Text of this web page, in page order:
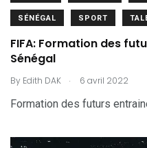
SÉNÉGAL SPORT
FIFA: Formation des
Sénégal
By Edith DAK . 6 avril 2022
Formation des futurs